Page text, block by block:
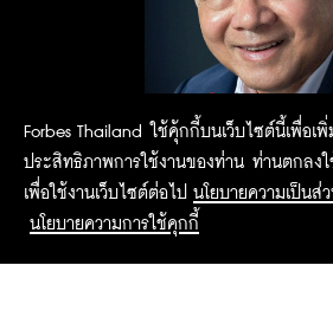
Forbes Thailand ใช้คุ้กกี้บนเว็บไซต์นี้เพื่อเพิ่
ประสิทธิภาพการใช้งานของท่าน ท่านตกลง
เพื่อใช้งานเว็บไซต์ต่อไป นโยบายความเป็นส่
นโยบายความการใช้คุกกี้
2015 Forbesthailand.com ALL